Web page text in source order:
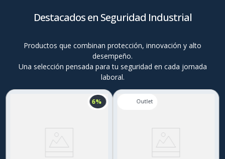
Destacados en Seguridad Industrial
Productos que combinan protección, innovación y alto
desempeño.
Una selección pensada para tu seguridad en cada jornada
laboral.
6 %